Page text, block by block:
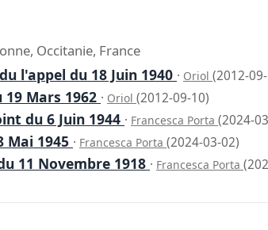
Occitanie, France
l'appel du 18 Juin 1940 · Oriol (2012-
19 Mars 1962 · Oriol (2012-09-10)
du 6 Juin 1944 · Francesca Porta (2024-
Mai 1945 · Francesca Porta (2024-03-02)
11 Novembre 1918 · Francesca Porta